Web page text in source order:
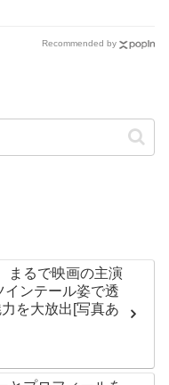
Recommended by
まるで映画の主演
インテール姿で透
を大放出[写真あ